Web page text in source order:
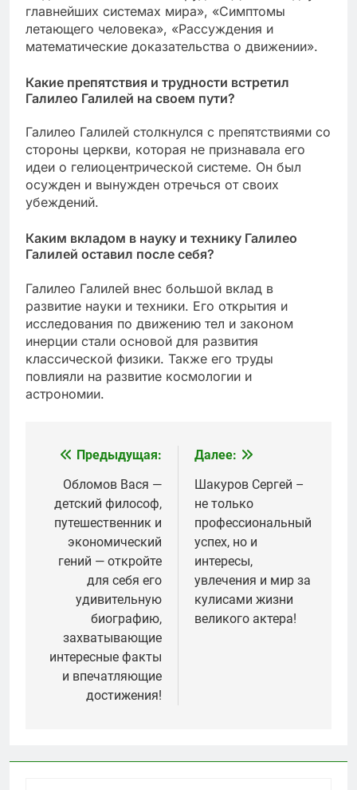
главнейших системах мира», «Симптомы
летающего человека», «Рассуждения и
математические доказательства о движении».
Какие препятствия и трудности встретил
Галилео Галилей на своем пути?
Галилео Галилей столкнулся с препятствиями со
стороны церкви, которая не признавала его
идеи о гелиоцентрической системе. Он был
осужден и вынужден отречься от своих
убеждений.
Каким вкладом в науку и технику Галилео
Галилей оставил после себя?
Галилео Галилей внес большой вклад в
развитие науки и техники. Его открытия и
исследования по движению тел и законом
инерции стали основой для развития
классической физики. Также его труды
повлияли на развитие космологии и
астрономии.
Навигация
записям
Предыдущая:
Обломов Вася —
детский философ,
путешественник и
экономический
гений — откройте
для себя его
удивительную
биографию,
захватывающие
интересные факты
и впечатляющие
достижения!
Далее:
Шакуров Сергей –
не только
профессиональный
успех, но и
интересы,
увлечения и мир за
кулисами жизни
великого актера!